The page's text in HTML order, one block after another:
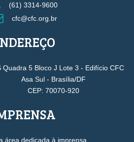
(61) 3314-9600
cfc@cfc.org.br
Quadra 5 Bloco J Lote 3 - Edifício CFC
Asa Sul - Brasília/DF
CEP: 70070-920
área dedicada à imprensa.